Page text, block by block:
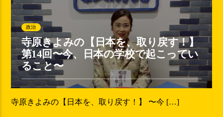
政治
寺原きよみの【日本を、取り戻す！】
第14回〜今、日本の学校で起こってい
ること〜
寺原きよみの【日本を、取り戻す！】 〜今 […]